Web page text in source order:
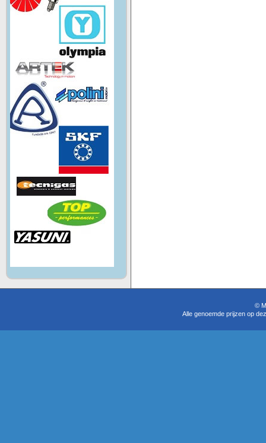
©
Alle genoemde prijzen op